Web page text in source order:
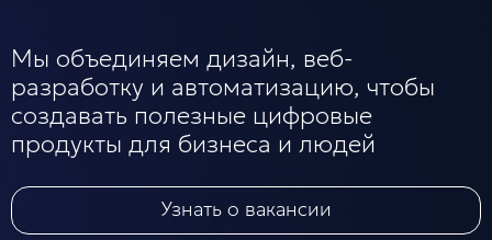
Блог
Мы объединяем дизайн, веб-
разработку и автоматизацию, чтобы
создавать полезные цифровые
продукты для бизнеса и людей
Узнать о вакансии